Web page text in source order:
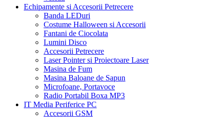
Echipamente si Accesorii Petrecere
Banda LEDuri
Costume Halloween si Accesorii
Fantani de Ciocolata
Lumini Disco
Accesorii Petrecere
Laser Pointer si Proiectoare Laser
Masina de Fum
Masina Baloane de Sapun
Microfoane, Portavoce
Radio Portabil Boxa MP3
IT Media Periferice PC
Accesorii GSM